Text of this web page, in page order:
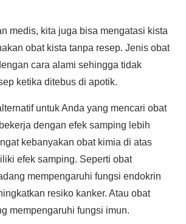
medis, kita juga bisa mengatasi kista
obat kista tanpa resep. Jenis obat
cara alami sehingga tidak
ketika ditebus di apotik.
untuk Anda yang mencari obat
dengan efek samping lebih
kebanyakan obat kimia di atas
efek samping. Seperti obat
mempengaruhi fungsi endokrin
resiko kanker. Atau obat
mempengaruhi fungsi imun.